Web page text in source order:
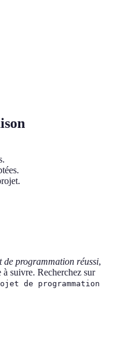
de programmation réussi,
à suivre. Recherchez sur
de programmation